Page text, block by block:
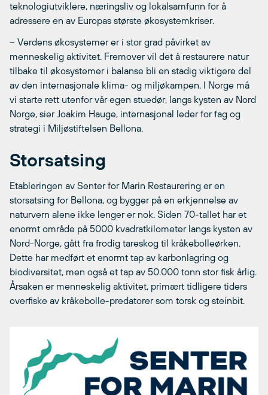
teknologiutviklere, næringsliv og lokalsamfunn for å
adressere en av Europas største økosystemkriser.
– Verdens økosystemer er i stor grad påvirket av
menneskelig aktivitet. Fremover vil det å restaurere natur
tilbake til økosystemer i balanse bli en stadig viktigere del
av den internasjonale klima- og miljøkampen. I Norge må
vi starte rett utenfor vår egen stuedør, langs kysten av Nord
Norge, sier Joakim Hauge, internasjonal leder for fag og
strategi i Miljøstiftelsen Bellona.
Storsatsing
Etableringen av Senter for Marin Restaurering er en
storsatsing for Bellona, og bygger på en erkjennelse av
naturvern alene ikke lenger er nok. Siden 70-tallet har et
enormt område på 5000 kvadratkilometer langs kysten av
Nord-Norge, gått fra frodig tareskog til kråkebolleørken.
Dette har medført et enormt tap av karbonlagring og
biodiversitet, men også et tap av 50.000 tonn stor fisk årlig.
Årsaken er menneskelig aktivitet, primært tidligere tiders
overfiske av kråkebolle-predatorer som torsk og steinbit.